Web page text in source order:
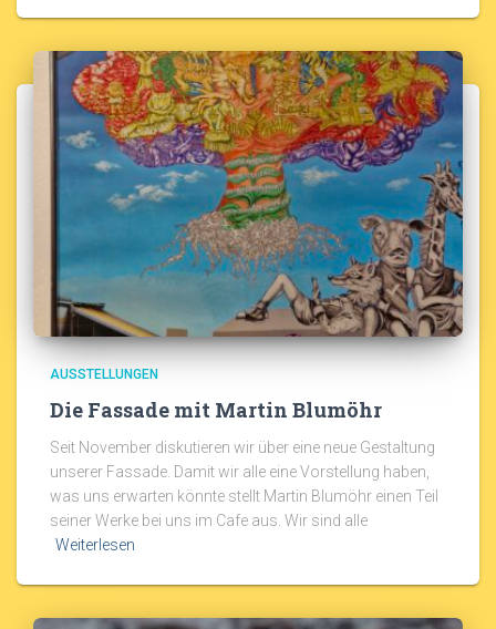
AUSSTELLUNGEN
Die Fassade mit Martin Blumöhr
Seit November diskutieren wir über eine neue Gestaltung
unserer Fassade. Damit wir alle eine Vorstellung haben,
was uns erwarten könnte stellt Martin Blumöhr einen Teil
seiner Werke bei uns im Cafe aus. Wir sind alle
Weiterlesen